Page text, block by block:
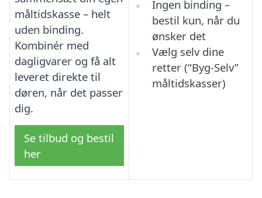
måltidskasse – helt
uden binding.
Kombinér med
dagligvarer og få alt
leveret direkte til
døren, når det passer
dig.
Se tilbud og bestil
her
Ingen binding –
bestil kun, når du
ønsker det
Vælg selv dine
retter (“Byg-Selv”
måltidskasser)